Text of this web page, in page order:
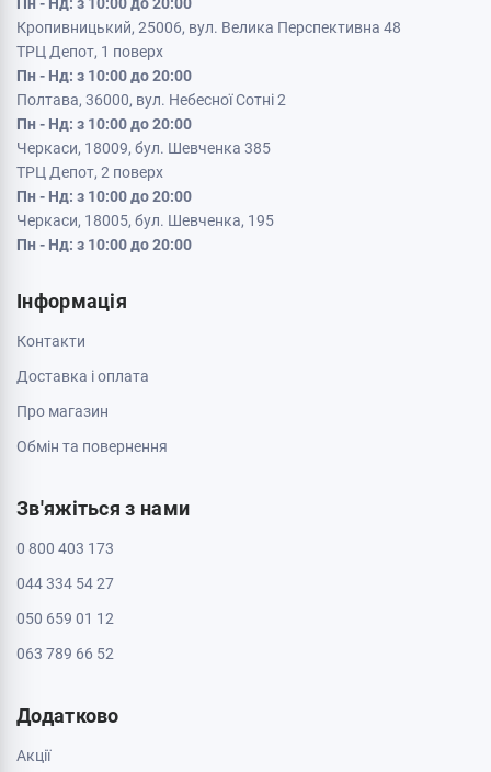
Кропивницький, 25006, вул. Велика Перспективна 48
ТРЦ Депот, 1 поверх
Пн - Нд: з 10:00 до 20:00
Полтава, 36000, вул. Небесної Сотні 2
Пн - Нд: з 10:00 до 20:00
Черкаси, 18009, бул. Шевченка 385
ТРЦ Депот, 2 поверх
Пн - Нд: з 10:00 до 20:00
Черкаси, 18005, бул. Шевченка, 195
Пн - Нд: з 10:00 до 20:00
Інформація
Контакти
Доставка і оплата
Про магазин
Обмін та повернення
Зв'яжіться з нами
0 800 403 173
044 334 54 27
050 659 01 12
063 789 66 52
Додатково
Акції